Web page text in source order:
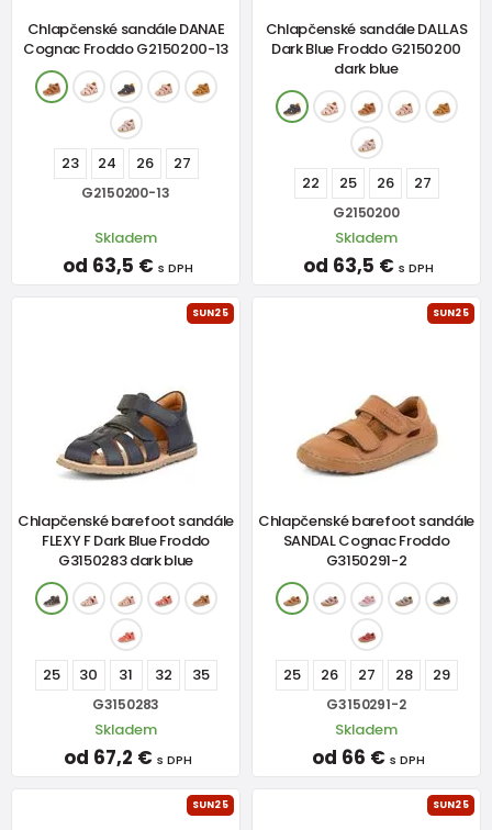
Chlapčenské sandále DANAE
Cognac Froddo G2150200-13
23 24 26 27
G2150200-13
Skladem
od 63,5 € s DPH
Chlapčenské sandále DALLAS
Dark Blue Froddo G2150200
dark blue
22 25 26 27
G2150200
Skladem
od 63,5 € s DPH
SUN25
Chlapčenské barefoot sandále
FLEXY F Dark Blue Froddo
G3150283 dark blue
25 30 31 32 35
G3150283
Skladem
od 67,2 € s DPH
SUN25
Chlapčenské barefoot sandále
SANDAL Cognac Froddo
G3150291-2
25 26 27 28 29
G3150291-2
Skladem
od 66 € s DPH
SUN25 SUN25